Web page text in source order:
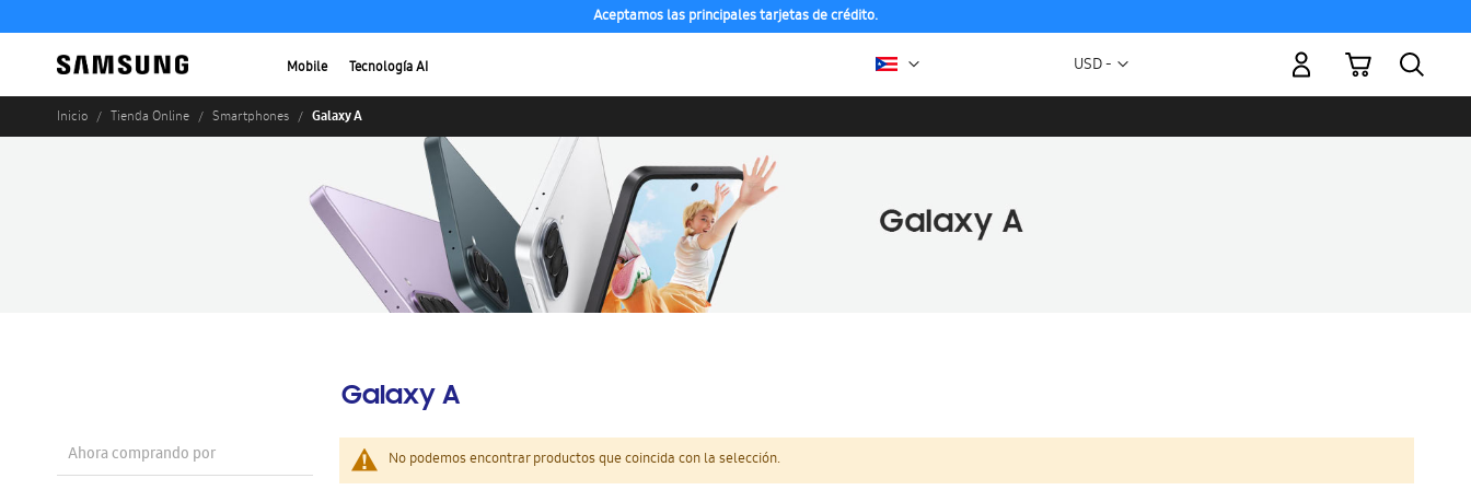
Aceptamos las principales tarjetas de crédito.
Mobile Tecnología AI Moneda
USD -
Mi carrito
Inicio Tienda Online Smartphones Galaxy A
Galaxy A
No podemos encontrar productos que coincida con la selección.
Ahora comprando por